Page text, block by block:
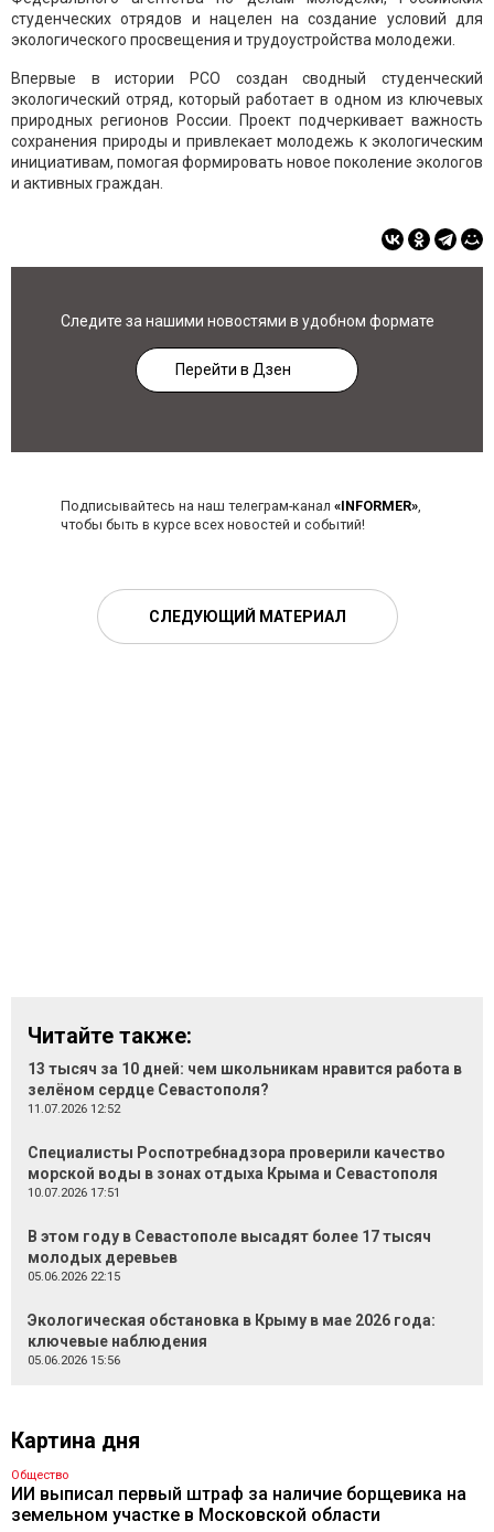
студенческих отрядов и нацелен на создание условий для
экологического просвещения и трудоустройства молодежи.
Впервые в истории РСО создан сводный студенческий
экологический отряд, который работает в одном из ключевых
природных регионов России. Проект подчеркивает важность
сохранения природы и привлекает молодежь к экологическим
инициативам, помогая формировать новое поколение экологов
и активных граждан.
Следите за нашими новостями в удобном формате
Перейти в Дзен
Подписывайтесь на наш телеграм-канал «INFORMER»,
чтобы быть в курсе всех новостей и событий!
СЛЕДУЮЩИЙ МАТЕРИАЛ
Читайте также:
13 тысяч за 10 дней: чем школьникам нравится работа в
зелёном сердце Севастополя?
11.07.2026 12:52
Специалисты Роспотребнадзора проверили качество
морской воды в зонах отдыха Крыма и Севастополя
10.07.2026 17:51
В этом году в Севастополе высадят более 17 тысяч
молодых деревьев
05.06.2026 22:15
Экологическая обстановка в Крыму в мае 2026 года:
ключевые наблюдения
05.06.2026 15:56
Картина дня
Общество
ИИ выписал первый штраф за наличие борщевика на
земельном участке в Московской области